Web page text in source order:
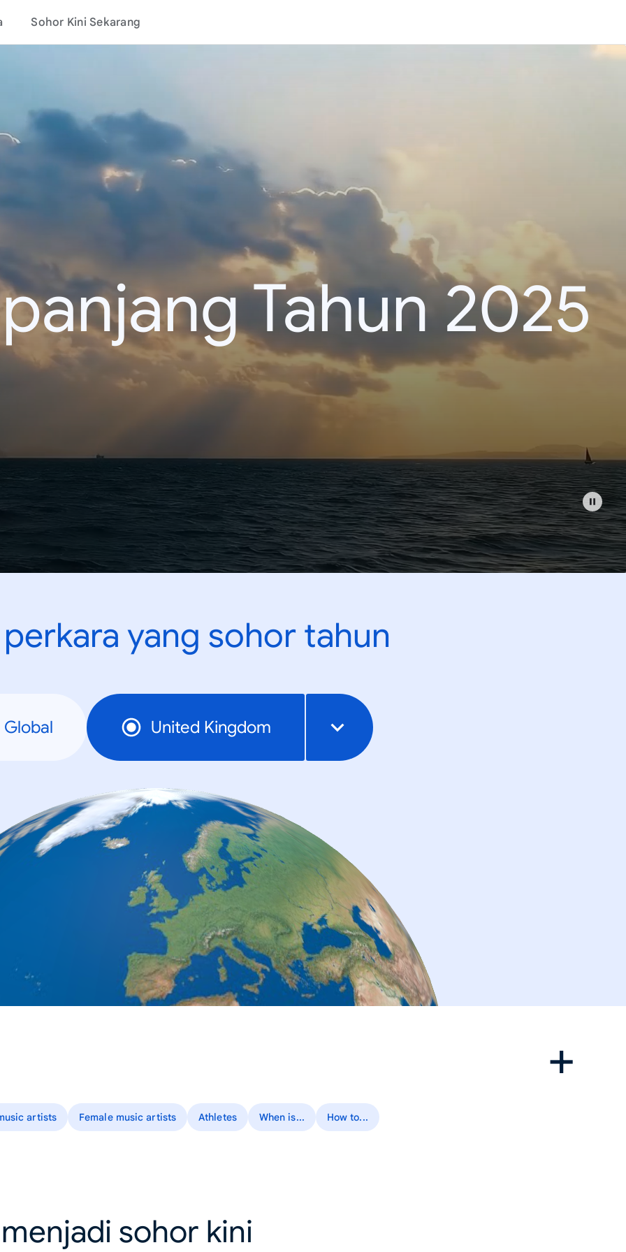
Sohor Kini Sekarang
Tahun 2025
yang sohor tahun
Global United Kingdom
artists Female music artists Athletes When is... How to...
sohor kini